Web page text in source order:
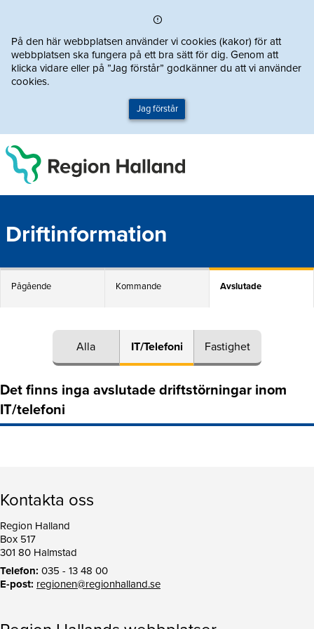
På den här webbplatsen använder vi cookies (kakor) för att
webbplatsen ska fungera på ett bra sätt för dig. Genom att
klicka vidare eller på ”Jag förstår” godkänner du att vi använder
cookies.
Jag förstår
Driftinformation
Pågående Kommande Avslutade
Alla IT/Telefoni Fastighet
Det finns inga avslutade driftstörningar inom
IT/telefoni
Kontakta oss
Region Halland
Box 517
301 80 Halmstad
Telefon: 035 - 13 48 00
E-post: regionen@regionhalland.se